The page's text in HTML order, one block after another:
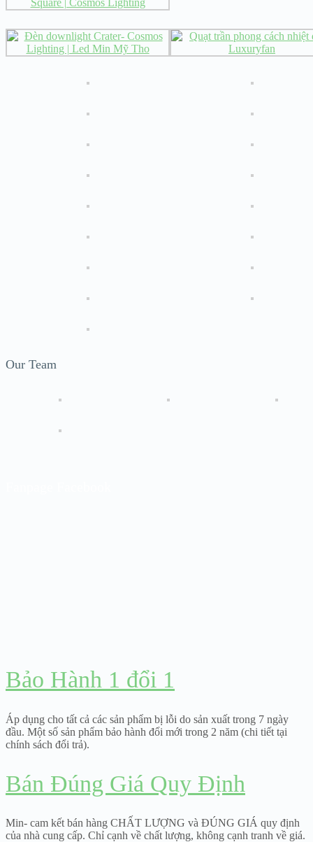
Our Team
Bảo Hành 1 đổi 1
Áp dụng cho tất cả các sản phẩm bị lỗi do sản xuất trong 7 ngày
đầu. Một số sản phẩm bảo hành đổi mới trong 2 năm (chi tiết tại
chính sách đổi trả).
Bán Đúng Giá Quy Định
Min- cam kết bán hàng CHẤT LƯỢNG và ĐÚNG GIÁ quy định
của nhà cung cấp. Chỉ cạnh về chất lượng, không cạnh tranh về giá.